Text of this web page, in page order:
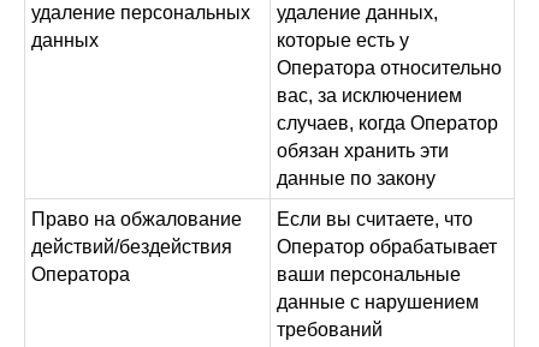
удаление персональных
данных
удаление данных,
которые есть у
Оператора относительно
вас, за исключением
случаев, когда Оператор
обязан хранить эти
данные по закону
Право на обжалование
действий/бездействия
Оператора
Если вы считаете, что
Оператор обрабатывает
ваши персональные
данные с нарушением
требований